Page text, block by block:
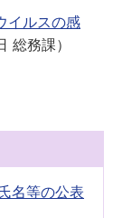
イルスの感
総務課）
名等の公表